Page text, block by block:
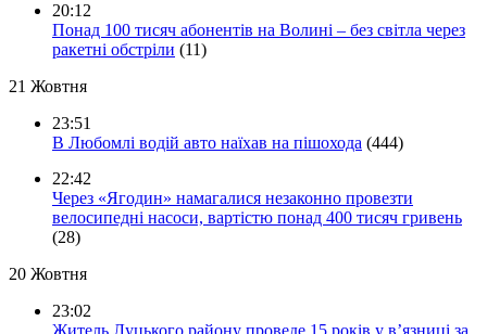
20:12
Понад 100 тисяч абонентів на Волині – без світла через
ракетні обстріли (11)
21 Жовтня
23:51
В Любомлі водій авто наїхав на пішохода (444)
22:42
Через «Ягодин» намагалися незаконно провезти
велосипедні насоси, вартістю понад 400 тисяч гривень
(28)
20 Жовтня
23:02